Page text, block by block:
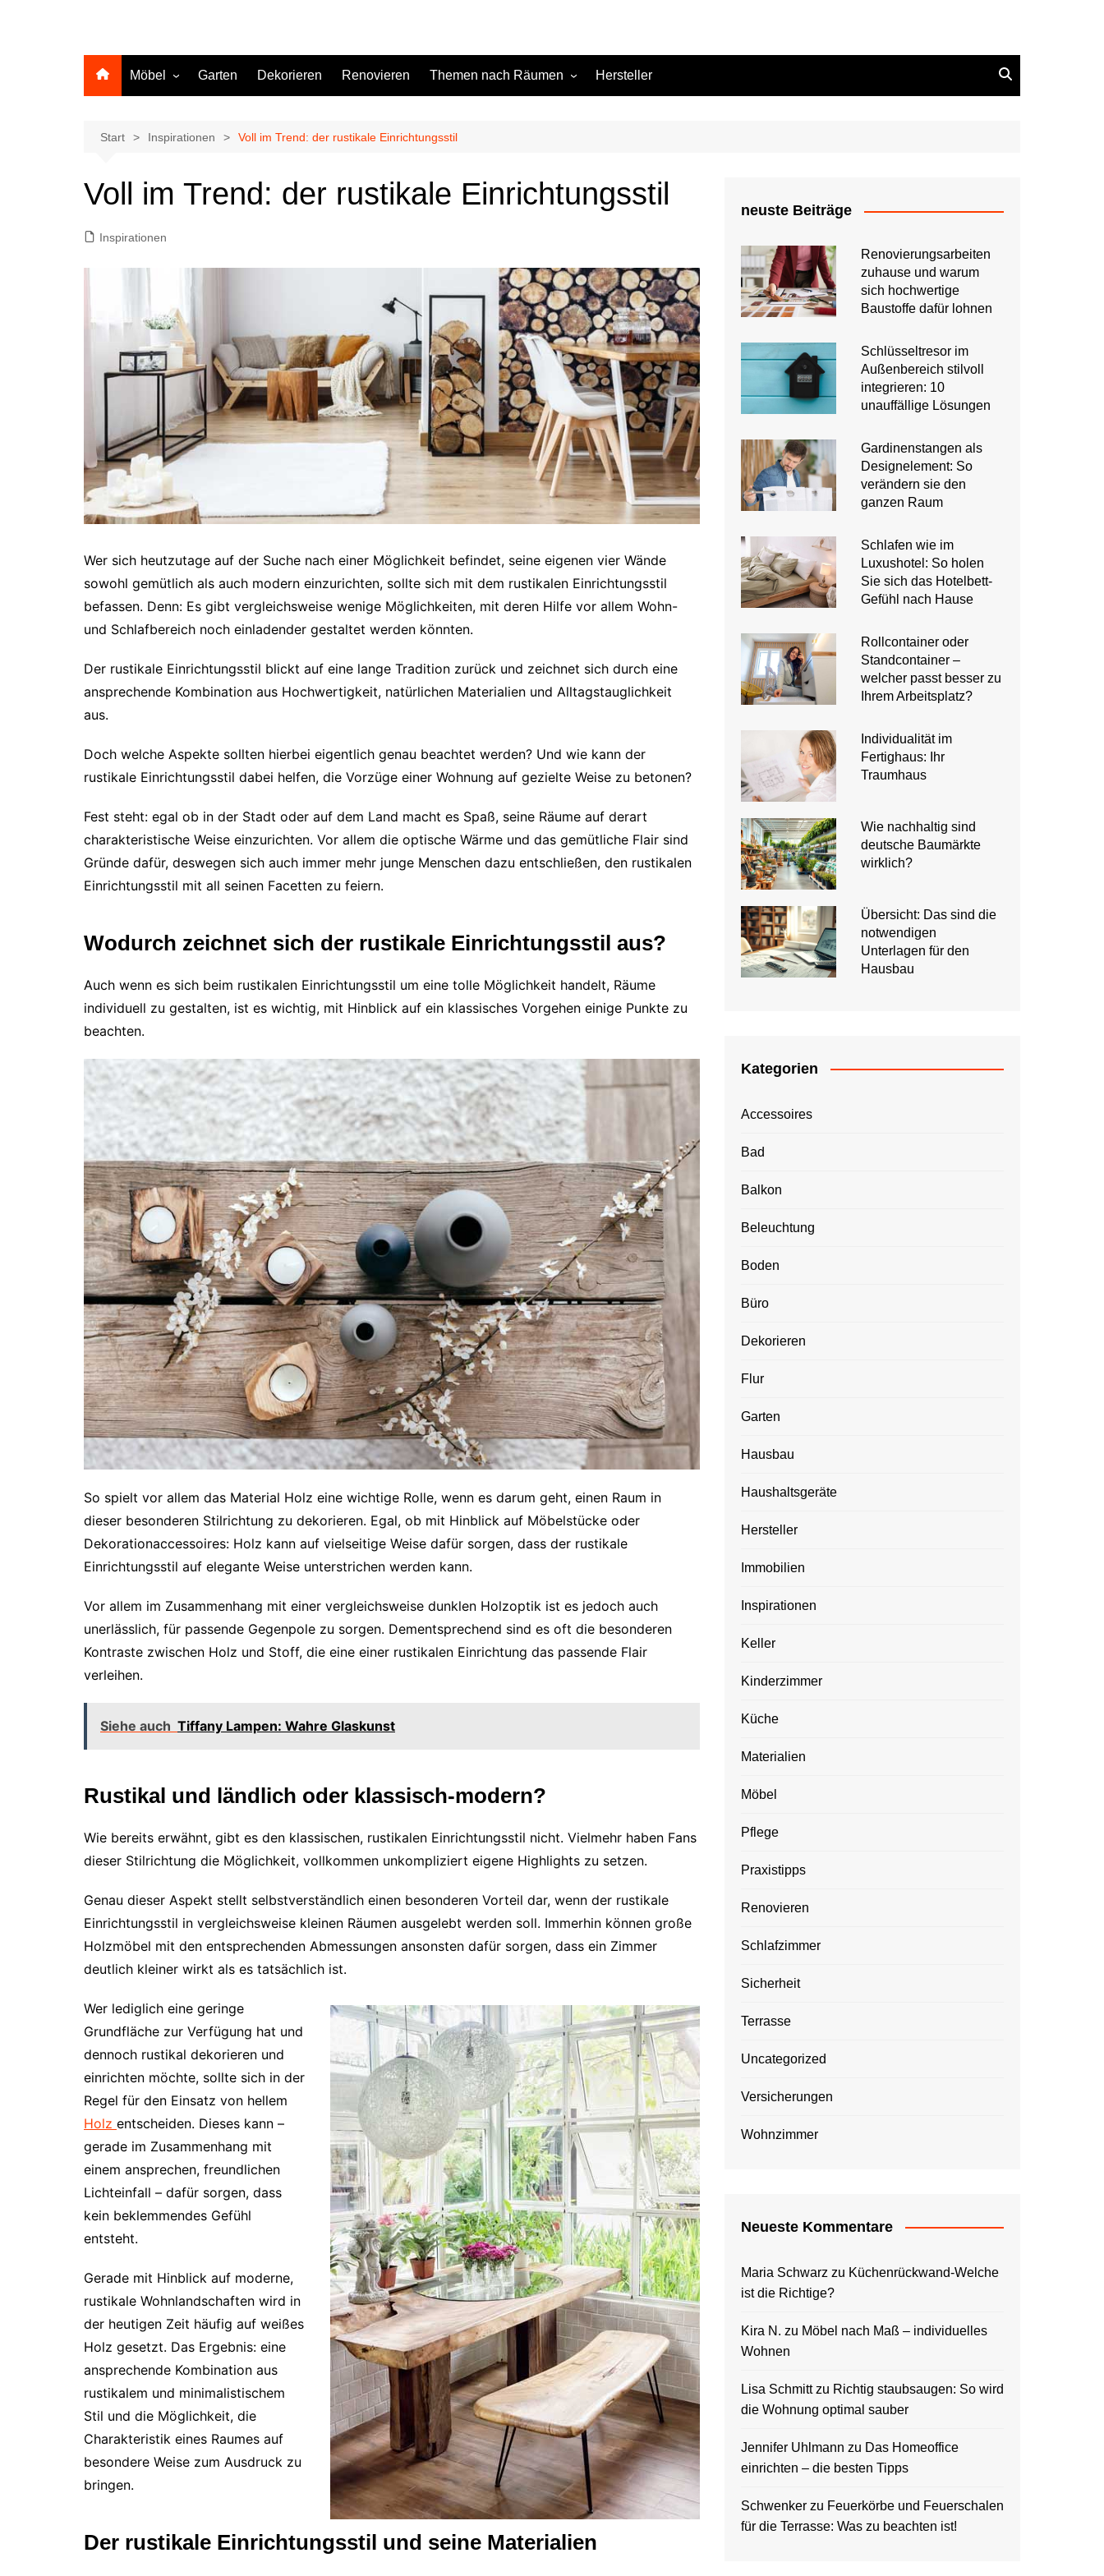
Möbel Garten Dekorieren Renovieren Themen nach Räumen
Kinderzimmer
Schlafzimmer
Hersteller
Start Inspirationen Voll im Trend: der rustikale Einrichtungsstil
Voll im Trend: der rustikale Einrichtungsstil
Inspirationen
Wer sich heutzutage auf der Suche nach einer Möglichkeit befindet, seine eigenen vier Wände
sowohl gemütlich als auch modern einzurichten, sollte sich mit dem rustikalen Einrichtungsstil
befassen. Denn: Es gibt vergleichsweise wenige Möglichkeiten, mit deren Hilfe vor allem Wohn-
und Schlafbereich noch einladender gestaltet werden könnten.
Der rustikale Einrichtungsstil blickt auf eine lange Tradition zurück und zeichnet sich durch eine
ansprechende Kombination aus Hochwertigkeit, natürlichen Materialien und Alltagstauglichkeit
aus.
Doch welche Aspekte sollten hierbei eigentlich genau beachtet werden? Und wie kann der
rustikale Einrichtungsstil dabei helfen, die Vorzüge einer Wohnung auf gezielte Weise zu betonen?
Fest steht: egal ob in der Stadt oder auf dem Land macht es Spaß, seine Räume auf derart
charakteristische Weise einzurichten. Vor allem die optische Wärme und das gemütliche Flair sind
Gründe dafür, deswegen sich auch immer mehr junge Menschen dazu entschließen, den rustikalen
Einrichtungsstil mit all seinen Facetten zu feiern.
Wodurch zeichnet sich der rustikale Einrichtungsstil aus?
Auch wenn es sich beim rustikalen Einrichtungsstil um eine tolle Möglichkeit handelt, Räume
individuell zu gestalten, ist es wichtig, mit Hinblick auf ein klassisches Vorgehen einige Punkte zu
beachten.
So spielt vor allem das Material Holz eine wichtige Rolle, wenn es darum geht, einen Raum in
dieser besonderen Stilrichtung zu dekorieren. Egal, ob mit Hinblick auf Möbelstücke oder
Dekorationaccessoires: Holz kann auf vielseitige Weise dafür sorgen, dass der rustikale
Einrichtungsstil auf elegante Weise unterstrichen werden kann.
Vor allem im Zusammenhang mit einer vergleichsweise dunklen Holzoptik ist es jedoch auch
unerlässlich, für passende Gegenpole zu sorgen. Dementsprechend sind es oft die besonderen
Kontraste zwischen Holz und Stoff, die eine einer rustikalen Einrichtung das passende Flair
verleihen.
Siehe auch Tiffany Lampen: Wahre Glaskunst
Rustikal und ländlich oder klassisch-modern?
Wie bereits erwähnt, gibt es den klassischen, rustikalen Einrichtungsstil nicht. Vielmehr haben Fans
dieser Stilrichtung die Möglichkeit, vollkommen unkompliziert eigene Highlights zu setzen.
Genau dieser Aspekt stellt selbstverständlich einen besonderen Vorteil dar, wenn der rustikale
Einrichtungsstil in vergleichsweise kleinen Räumen ausgelebt werden soll. Immerhin können große
Holzmöbel mit den entsprechenden Abmessungen ansonsten dafür sorgen, dass ein Zimmer
deutlich kleiner wirkt als es tatsächlich ist.
Wer lediglich eine geringe
Grundfläche zur Verfügung hat und
dennoch rustikal dekorieren und
einrichten möchte, sollte sich in der
Regel für den Einsatz von hellem
Holz entscheiden. Dieses kann –
gerade im Zusammenhang mit
einem ansprechen, freundlichen
Lichteinfall – dafür sorgen, dass
kein beklemmendes Gefühl
entsteht.
Gerade mit Hinblick auf moderne,
rustikale Wohnlandschaften wird in
der heutigen Zeit häufig auf weißes
Holz gesetzt. Das Ergebnis: eine
ansprechende Kombination aus
rustikalem und minimalistischem
Stil und die Möglichkeit, die
Charakteristik eines Raumes auf
besondere Weise zum Ausdruck zu
bringen.
Der rustikale Einrichtungsstil und seine Materialien
neuste Beiträge
Renovierungsarbeiten
zuhause und warum
sich hochwertige
Baustoffe dafür lohnen
Schlüsseltresor im
Außenbereich stilvoll
integrieren: 10
unauffällige Lösungen
Gardinenstangen als
Designelement: So
verändern sie den
ganzen Raum
Schlafen wie im
Luxushotel: So holen
Sie sich das Hotelbett-
Gefühl nach Hause
Rollcontainer oder
Standcontainer –
welcher passt besser zu
Ihrem Arbeitsplatz?
Individualität im
Fertighaus: Ihr
Traumhaus
Wie nachhaltig sind
deutsche Baumärkte
wirklich?
Übersicht: Das sind die
notwendigen
Unterlagen für den
Hausbau
Kategorien
Accessoires
Bad
Balkon
Beleuchtung
Boden
Büro
Dekorieren
Flur
Garten
Hausbau
Haushaltsgeräte
Hersteller
Immobilien
Inspirationen
Keller
Kinderzimmer
Küche
Materialien
Möbel
Pflege
Praxistipps
Renovieren
Schlafzimmer
Sicherheit
Terrasse
Uncategorized
Versicherungen
Wohnzimmer
Neueste Kommentare
Maria Schwarz zu Küchenrückwand-Welche
ist die Richtige?
Kira N. zu Möbel nach Maß – individuelles
Wohnen
Lisa Schmittzu Richtig staubsaugen: So wird
die Wohnung optimal sauber
Jennifer Uhlmann zu Das Homeoffice
einrichten – die besten Tipps
Schwenker zu Feuerkörbe und Feuerschalen
für die Terrasse: Was zu beachten ist!